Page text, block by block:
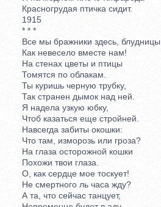
Красногрудая птичка сидит.
1915
* * *
Все мы бражники здесь, блудницы,
Как невесело вместе нам!
На стенах цветы и птицы
Томятся по облакам.
Ты куришь черную трубку,
Так странен дымок над ней.
Я надела узкую юбку,
Чтоб казаться еще стройней.
Навсегда забиты окошки:
Что там, изморозь или гроза?
На глаза осторожной кошки
Похожи твои глаза.
О, как сердце мое тоскует!
Не смертного ль часа жду?
А та, что сейчас танцует,